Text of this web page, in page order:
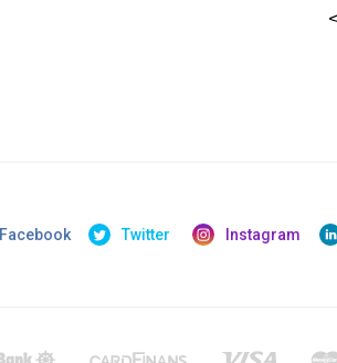
Facebook Twitter Instagram